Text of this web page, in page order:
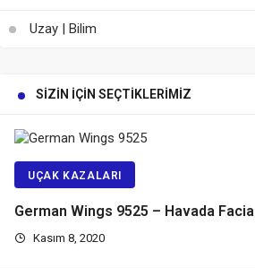
Uzay | Bilim
SIZIN İÇIN SEÇTIKLERIMIZ
UÇAK KAZALARI
German Wings 9525 – Havada Facia
Kasım 8, 2020